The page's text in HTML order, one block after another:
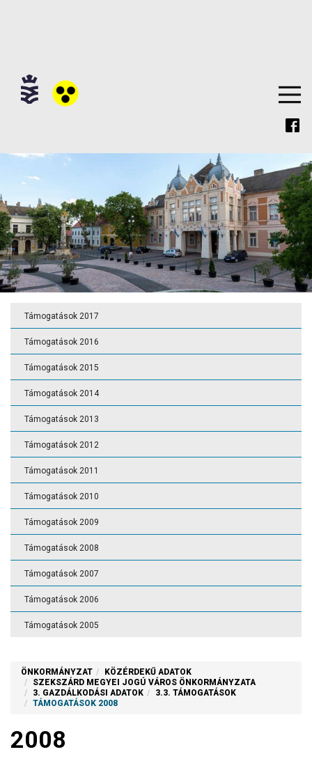
Támogatások 2017
Támogatások 2016
Támogatások 2015
Támogatások 2014
Támogatások 2013
Támogatások 2012
Támogatások 2011
Támogatások 2010
Támogatások 2009
Támogatások 2008
Támogatások 2007
Támogatások 2006
Támogatások 2005
ÖNKORMÁNYZAT
KÖZÉRDEKŰ ADATOK
SZEKSZÁRD MEGYEI JOGÚ VÁROS ÖNKORMÁNYZATA
3. GAZDÁLKODÁSI ADATOK
3.3. TÁMOGATÁSOK
TÁMOGATÁSOK 2008
2008